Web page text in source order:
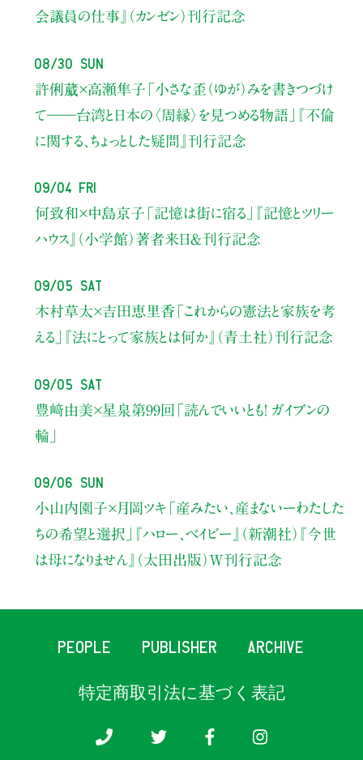
会議員の仕事』（カンゼン）刊行記念
08/30 Sun
許俐葳×高瀬隼子 「小さな歪（ゆが）みを書きつづけ
て――台湾と日本の〈周縁〉を見つめる物語」
『不倫
に関する、ちょっとした疑問』刊行記念
09/04 Fri
何致和×中島京子 「記憶は街に宿る」
『記憶とツリー
ハウス』（小学館）著者来日＆刊行記念
09/05 Sat
木村草太×吉田恵里香 「これからの憲法と家族を考
える」
『法にとって家族とは何か』（青土社）刊行記念
09/05 Sat
豊﨑由美×星泉 第99回「読んでいいとも！ ガイブンの
輪」
09/06 Sun
小山内園子×月岡ツキ 「産みたい、産まないーわたした
ちの希望と選択」
『ハロー、ベイビー』（新潮社） 『今世
は母になりません』（太田出版）W刊行記念
PEOPLE PUBLISHER ARCHIVE
特定商取引法に基づく表記